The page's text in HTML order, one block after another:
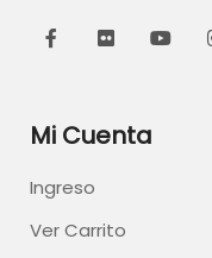
Mi Cuenta
Ingreso
Ver Carrito